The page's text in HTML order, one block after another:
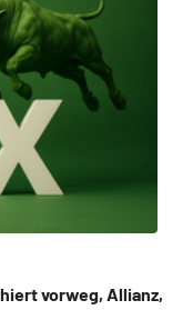
vorweg, Allianz,